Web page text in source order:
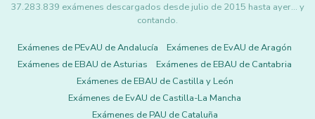
37.283.839 exámenes descargados desde julio de 2015 hasta ayer... y
contando.
Exámenes de PEvAU de Andalucía
Exámenes de EvAU de Aragón
Exámenes de EBAU de Asturias
Exámenes de EBAU de Cantabria
Exámenes de EBAU de Castilla y León
Exámenes de EvAU de Castilla-La Mancha
Exámenes de PAU de Cataluña